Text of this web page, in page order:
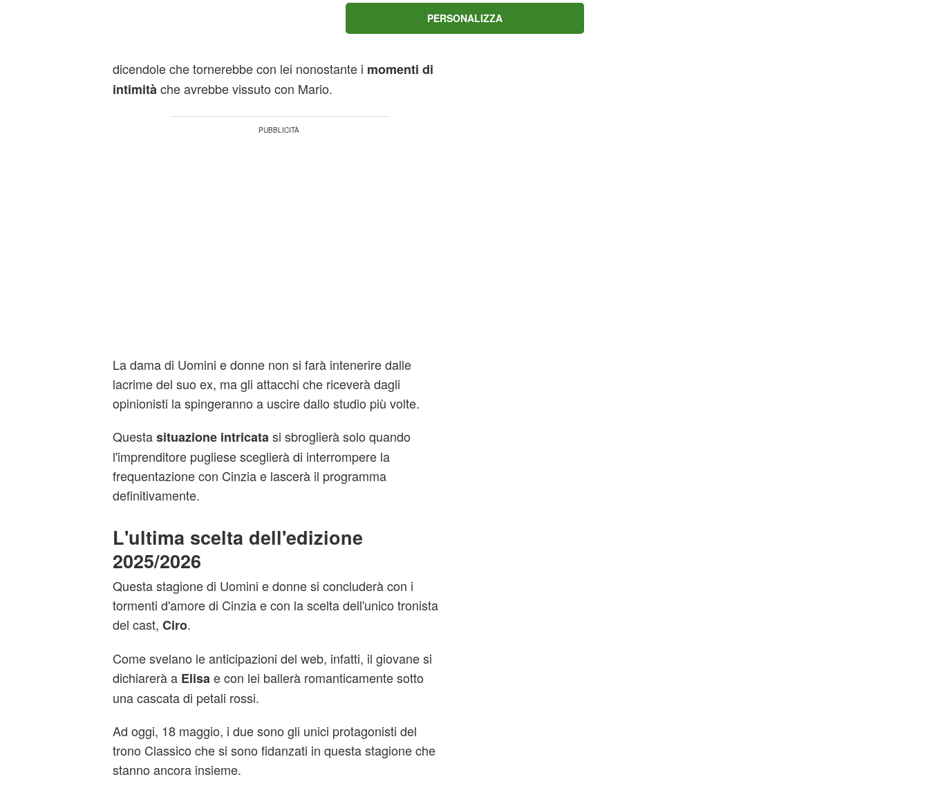
In una delle ultime puntate che andranno in onda prima
Marco si metterà a piangere
dicendole che tornerebbe con lei nonostante i momenti di
intimità che avrebbe vissuto con Mario.
La dama di Uomini e donne non si farà intenerire dalle
lacrime del suo ex, ma gli attacchi che riceverà dagli
opinionisti la spingeranno a uscire dallo studio più volte.
Questasituazione intricata si sbroglierà solo quando
l'imprenditore pugliese sceglierà di interrompere la
frequentazione con Cinzia e lascerà il programma
definitivamente.
L'ultima scelta dell'edizione
2025/2026
Questa stagione di Uomini e donne si concluderà con i
tormenti d'amore di Cinzia e con la scelta dell'unico tronista
del cast, Ciro.
Come svelano le anticipazioni del web, infatti, il giovane si
dichiarerà a Elisa e con lei ballerà romanticamente sotto
una cascata di petali rossi.
Ad oggi, 18 maggio, i due sono gli unici protagonisti del
trono Classico che si sono fidanzati in questa stagione che
stanno ancora insieme.
PERSONALIZZA